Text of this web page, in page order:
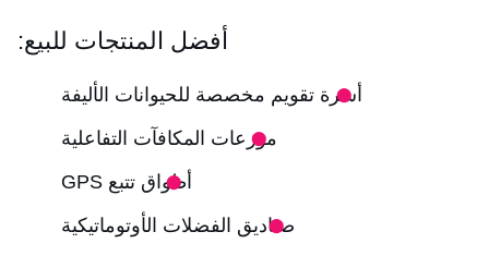
أفضل المنتجات للبيع:
أسرة تقويم مخصصة للحيوانات الأليفة
موزعات المكافآت التفاعلية
أطواق تتبع GPS
صناديق الفضلات الأوتوماتيكية